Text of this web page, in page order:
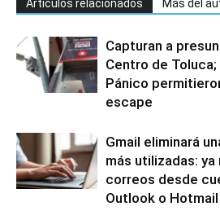
Artículos relacionados Más del
Capturan a
Centro de
Pánico
escape
Gmail eliminará
más utilizadas:
correos desde
Outlook o Hotmail